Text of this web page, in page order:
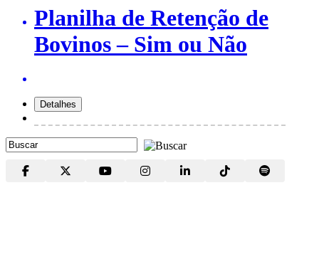
Planilha de Retenção de
Bovinos – Sim ou Não